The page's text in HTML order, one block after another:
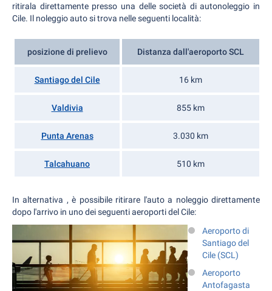
ritirala direttamente presso una delle società di autonoleggio in
Cile. Il noleggio auto si trova nelle seguenti località:
posizione di prelievo Distanza dall'aeroporto SCL
Santiago del Cile 16 km
Valdivia 855 km
Punta Arenas 3.030 km
Talcahuano 510 km
In alternativa , è possibile ritirare l'auto a noleggio direttamente
dopo l'arrivo in uno dei seguenti aeroporti del Cile:
Aeroporto di
Santiago del
Cile (SCL)
Aeroporto
Antofagasta